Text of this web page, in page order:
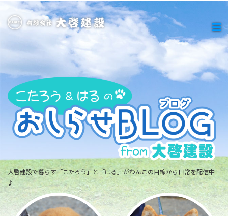
大啓建設で暮らす「こたろう」と「はる」がわんこの目線から日常を配信中
♪